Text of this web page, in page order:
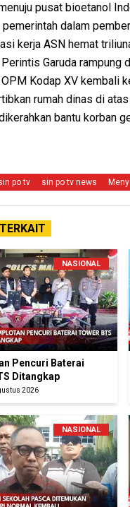
pusat bioetanol
pemerintah dalam
kerja ASN hemat
Garuda rampung
Kodap XV kembali
rumah dinas di
bantu korban
po tv sin po tv news
TERKAIT
NASIONAL
Pencuri Baterai
Ditangkap
2026
NASIONAL